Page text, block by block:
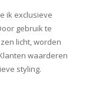
ik exclusieve
gebruik te
licht, worden
waarderen
styling.